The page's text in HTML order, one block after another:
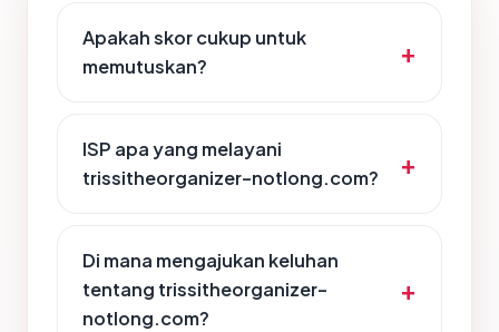
Apakah skor cukup untuk
memutuskan?
ISP apa yang melayani
trissitheorganizer-notlong.com?
Di mana mengajukan keluhan
tentang trissitheorganizer-
notlong.com?